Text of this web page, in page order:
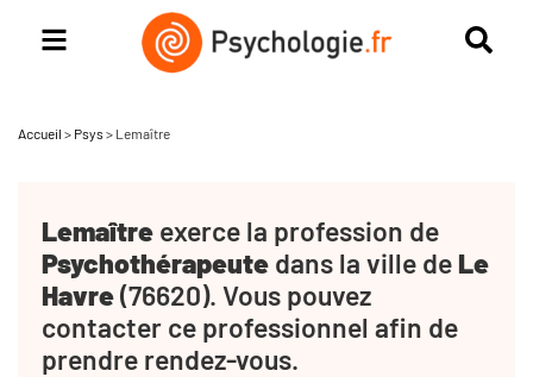
Accueil > Psys > Lemaître
Lemaître exerce la profession de
Psychothérapeute dans la ville de Le
Havre(76620). Vous pouvez
contacter ce professionnel afin de
prendre rendez-vous.